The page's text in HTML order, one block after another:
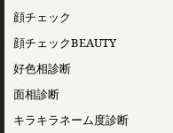
顔チェック
顔チェックBEAUTY
好色相診断
面相診断
キラキラネーム度診断